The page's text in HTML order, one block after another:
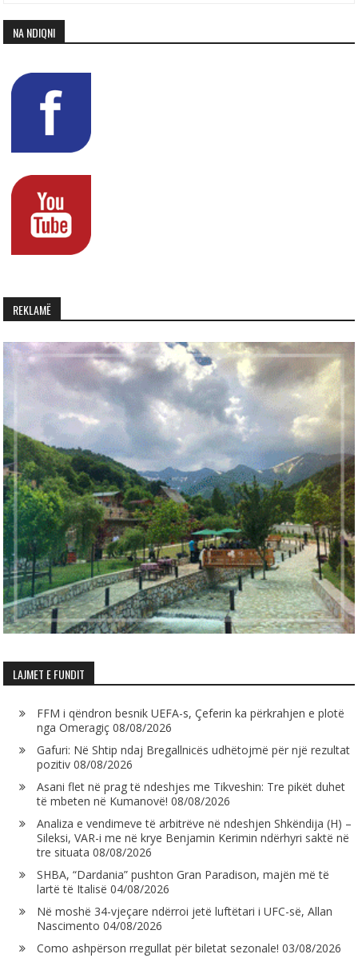
NA NDIQNI
REKLAMË
LAJMET E FUNDIT
FFM i qëndron besnik UEFA-s, Çeferin ka përkrahjen e plotë
nga Omeragiç 08/08/2026
Gafuri: Në Shtip ndaj Bregallnicës udhëtojmë për një rezultat
pozitiv 08/08/2026
Asani flet në prag të ndeshjes me Tikveshin: Tre pikët duhet
të mbeten në Kumanovë! 08/08/2026
Analiza e vendimeve të arbitrëve në ndeshjen Shkëndija (H) –
Sileksi, VAR-i me në krye Benjamin Kerimin ndërhyri saktë në
tre situata 08/08/2026
SHBA, “Dardania” pushton Gran Paradison, majën më të
lartë të Italisë 04/08/2026
Në moshë 34-vjeçare ndërroi jetë luftëtari i UFC-së, Allan
Nascimento 04/08/2026
Como ashpërson rregullat për biletat sezonale! 03/08/2026